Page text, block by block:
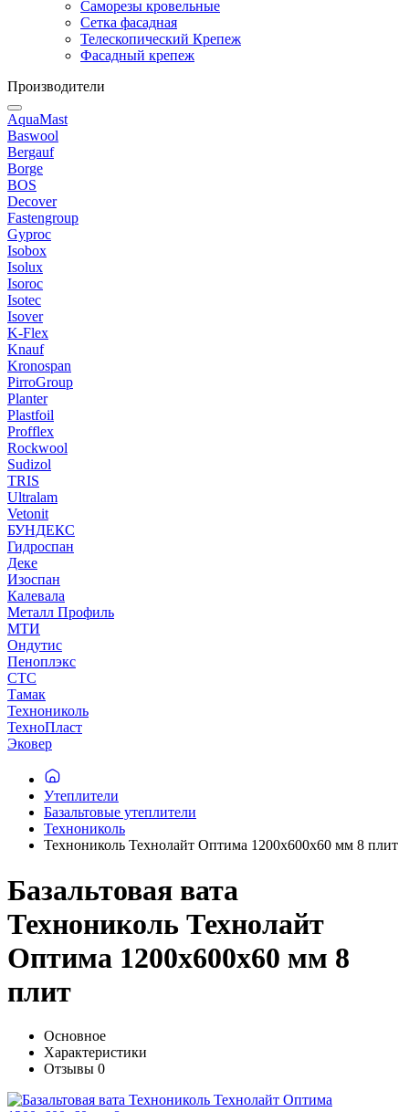
Саморезы кровельные
Сетка фасадная
Телескопический Крепеж
Фасадный крепеж
Производители
AquaMast
Baswool
Bergauf
Borge
BOS
Decover
Fastengroup
Gyproc
Isobox
Isolux
Isoroc
Isotec
Isover
K-Flex
Knauf
Kronospan
PirroGroup
Planter
Plastfoil
Profflex
Rockwool
Sudizol
TRIS
Ultralam
Vetonit
БУНДЕКС
Гидроспан
Деке
Изоспан
Калевала
Металл Профиль
МТИ
Ондутис
Пеноплэкс
СТС
Тамак
Технониколь
ТехноПласт
Эковер
Утеплители
Базальтовые утеплители
Технониколь
Технониколь Технолайт Оптима 1200x600x60 мм 8 плит
Базальтовая вата
Технониколь Технолайт
Оптима 1200x600x60 мм 8
плит
Основное
Характеристики
Отзывы 0